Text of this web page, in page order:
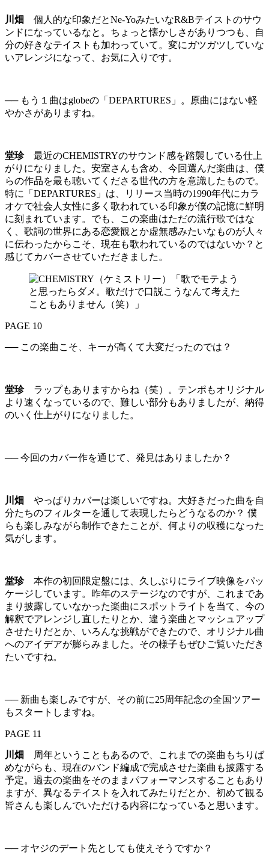
川畑
個人的な印象だとNe-YoみたいなR&Bテイストのサウ
ンドになっているなと。ちょっと懐かしさがありつつも、自
分の好きなテイストも加わっていて。変にガツガツしていな
いアレンジになって、お気に入りです。
── もう１曲はglobeの「DEPARTURES」。原曲にはない軽
やかさがありますね。
堂珍最近のCHEMISTRYのサウンド感を踏襲している仕上
がりになりました。安室さんも含め、今回選んだ楽曲は、僕
らの作品を最も聴いてくださる世代の方を意識したもので。
特に「DEPARTURES」は、リリース当時の1990年代にカラ
オケで社会人女性に多く歌われている印象が僕の記憶に鮮明
に刻まれています。でも、この楽曲はただの流行歌ではな
く、歌詞の世界にある恋愛観とか虚無感みたいなものが人々
に伝わったからこそ、現在も歌われているのではないか？と
感じてカバーさせていただきました。
PAGE 10
── この楽曲こそ、キーが高くて大変だったのでは？
堂珍ラップもありますからね（笑）。テンポもオリジナル
より速くなっているので、難しい部分もありましたが、納得
のいく仕上がりになりました。
── 今回のカバー作を通じて、発見はありましたか？
川畑
やっぱりカバーは楽しいですね。大好きだった曲を自
分たちのフィルターを通して表現したらどうなるのか？ 僕
らも楽しみながら制作できたことが、何よりの収穫になった
気がします。
堂珍本作の初回限定盤には、久しぶりにライブ映像をパッ
ケージしています。昨年のステージなのですが、これまであ
まり披露していなかった楽曲にスポットライトを当て、今の
解釈でアレンジし直したりとか、違う楽曲とマッシュアップ
させたりだとか、いろんな挑戦ができたので、オリジナル曲
へのアイデアが膨らみました。その様子もぜひご覧いただき
たいですね。
── 新曲も楽しみですが、その前に25周年記念の全国ツアー
もスタートしますね。
PAGE 11
川畑
周年ということもあるので、これまでの楽曲もちりば
めながらも、現在のバンド編成で完成させた楽曲も披露する
予定。過去の楽曲をそのままパフォーマンスすることもあり
ますが、異なるテイストを入れてみたりだとか、初めて観る
皆さんも楽しんでいただける内容になっていると思います。
── オヤジのデート先としても使えそうですか？